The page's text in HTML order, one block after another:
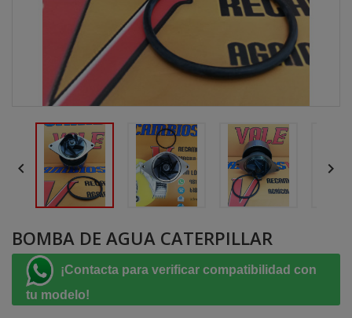
 
BOMBA DE AGUA CATERPILLAR
¡Contacta para verificar compatibilidad con
tu modelo!